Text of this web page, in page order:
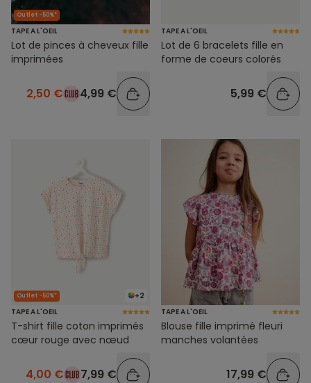
Outlet -50%*
TAPE A L'OEIL
Lot de pinces à cheveux fille
imprimées
2,50 € 4,99 €
TAPE A L'OEIL
Lot de 6 bracelets fille en
forme de coeurs colorés
5,99 €
+2
Outlet -50%*
TAPE A L'OEIL
T-shirt fille coton imprimés
cœur rouge avec nœud
4,00 € 7,99 €
TAPE A L'OEIL
Blouse fille imprimé fleuri
manches volantées
17,99 €